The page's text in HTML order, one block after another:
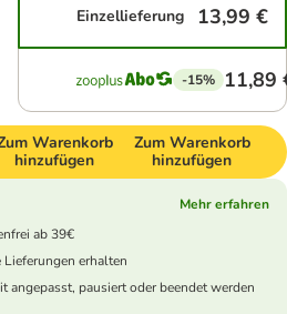
Einzellieferung 13,99 €
-15% 11,89
Warenkorb
hinzufügen
Zum Warenkorb
hinzufügen
Mehr erfahren
ab 39€
Lieferungen erhalten
angepasst, pausiert oder beendet werden